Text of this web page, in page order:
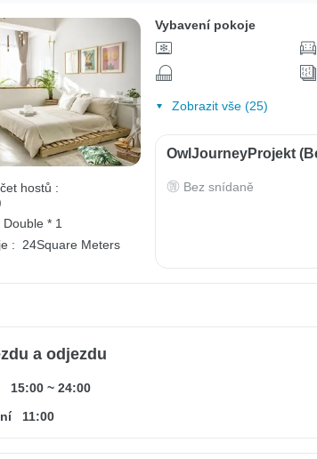
hostů :
Double * 1
:
24Square Meters
Vybavení pokoje
Zobrazit vše (25)
OwlJourneyProjekt
Bez snídaně
a odjezdu
15:00 ~ 24:00
11:00